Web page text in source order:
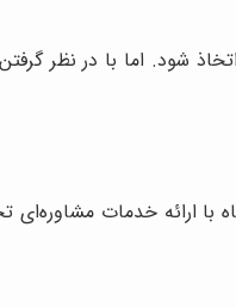
شود. اما با در نظر
ارائه خدمات